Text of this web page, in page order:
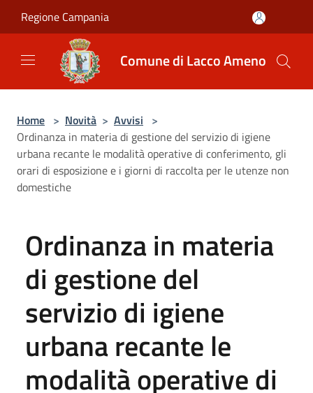
Regione Campania
Comune di Lacco Ameno
Home > Novità > Avvisi >
Ordinanza in materia di gestione del servizio di igiene
urbana recante le modalità operative di conferimento, gli
orari di esposizione e i giorni di raccolta per le utenze non
domestiche
Ordinanza in materia
di gestione del
servizio di igiene
urbana recante le
modalità operative di